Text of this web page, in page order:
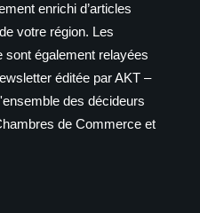
enrichi d’articles
votre région. Les
également relayées
éditée par AKT –
des décideurs
de Commerce et